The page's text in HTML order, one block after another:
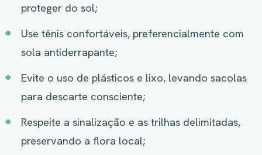
proteger do sol;
Use tênis confortáveis, preferencialmente com
sola antiderrapante;
Evite o uso de plásticos e lixo, levando sacolas
para descarte consciente;
Respeite a sinalização e as trilhas delimitadas,
preservando a flora local;